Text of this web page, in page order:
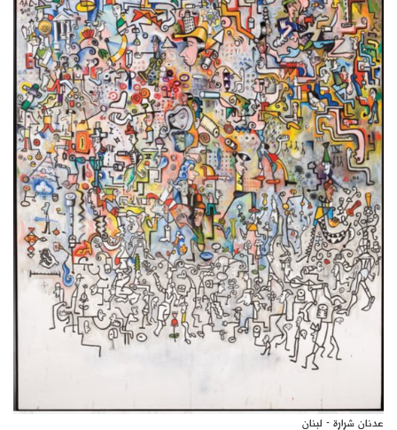
عدنان شرارة - لبنان